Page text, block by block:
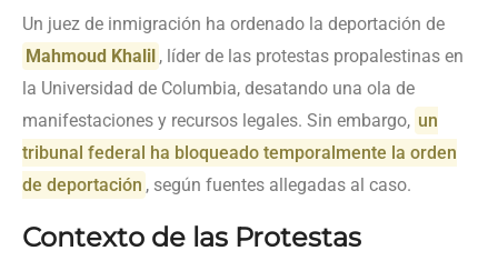
Un juez de inmigración ha ordenado la deportación de
Mahmoud Khalil , líder de las protestas propalestinas en
la Universidad de Columbia, desatando una ola de
manifestaciones y recursos legales. Sin embargo, un
tribunal federal ha bloqueado temporalmente la orden
de deportación , según fuentes allegadas al caso.
Contexto de las Protestas